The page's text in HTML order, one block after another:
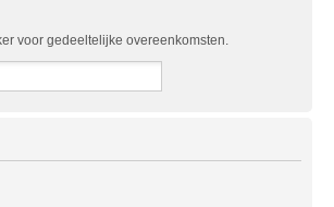
voor gedeeltelijke overeenkomsten.